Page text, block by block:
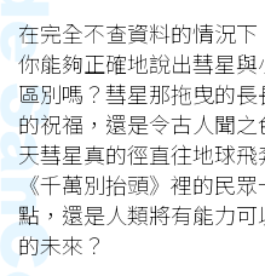
在完全不查資料的情況下
你能夠正確地說出彗星
區別嗎？彗星那拖曳的
的祝福，還是令古人聞
天彗星真的徑直往地球
《千萬別抬頭》裡的民
點，還是人類將有能力
的未來？